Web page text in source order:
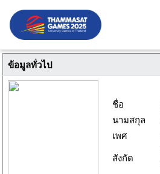
ข้อมูลทั่วไป
ชื่อ
นามสกุล
เพศ
สังกัด